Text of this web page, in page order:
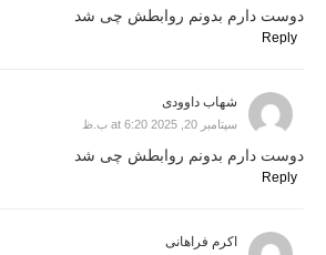
دوست دارم بدونم روابطش چی شد
Reply
شهاب داوودی
سپتامبر 20, 2025 at 6:20 ب.ظ
دوست دارم بدونم روابطش چی شد
Reply
اکرم فراهانی